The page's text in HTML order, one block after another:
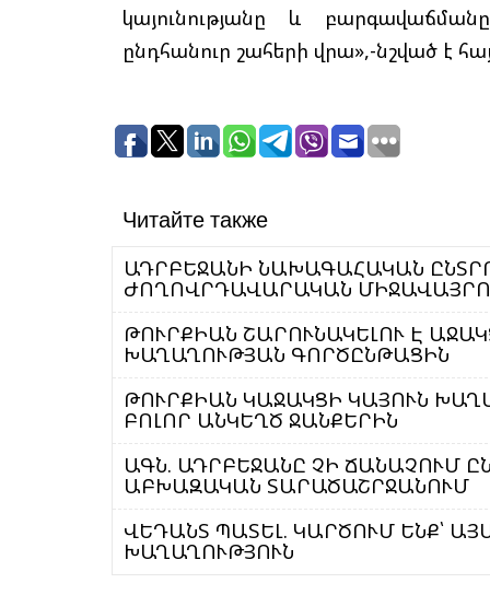
կայունությանը և
ընդհանուր շահերի վրա»,-նշված է
Читайте также
ԱԴՐԲԵՋԱՆԻ ՆԱԽԱԳԱՀԱԿԱՆ
ԺՈՂՈՎՐԴԱՎԱՐԱԿԱՆ
ԹՈՒՐՔԻԱՆ ՇԱՐՈՒՆԱԿԵԼՈՒ Է
ԽԱՂԱՂՈՒԹՅԱՆ ԳՈՐԾԸՆԹԱՑԻՆ
ԹՈՒՐՔԻԱՆ ԿԱՋԱԿՑԻ ԿԱՅՈՒՆ
ԲՈԼՈՐ ԱՆԿԵՂԾ ՋԱՆՔԵՐԻՆ
ԱԳՆ. ԱԴՐԲԵՋԱՆԸ ՉԻ ՃԱՆԱՉՈՒՄ
ԱԲԽԱԶԱԿԱՆ ՏԱՐԱԾԱՇՐՋԱՆՈՒՄ
ՎԵԴԱՆՏ ՊԱՏԵԼ. ԿԱՐԾՈՒՄ ԵՆՔ՝
ԽԱՂԱՂՈՒԹՅՈՒՆ